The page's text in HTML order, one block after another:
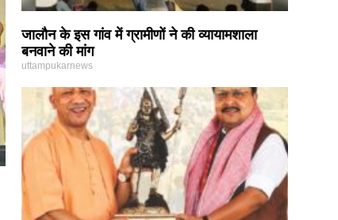
जालौन के इस गांव में ग्रामीणों ने की व्यायामशाला
बनवाने की मांग
uttampukarnews